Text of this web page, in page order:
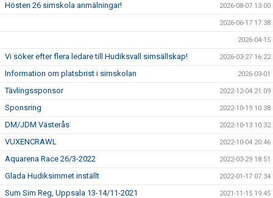
Hösten 26 simskola anmälningar! 2026-08-07 13:00
2026-06-17 17:38
2026-04-15
Vi söker efter flera ledare till Hudiksvall simsällskap! 2026-03-27 16:22
Information om platsbrist i simskolan 2026-03-01
Tävlingssponsor 2022-12-04 21:09
Sponsring 2022-10-19 10:38
DM/JDM Västerås 2022-10-13 10:32
VUXENCRAWL 2022-10-04 20:46
Aquarena Race 26/3-2022 2022-03-29 18:51
Glada Hudiksimmet inställt 2022-01-17 07:34
Sum Sim Reg, Uppsala 13-14/11-2021 2021-11-15 19:45